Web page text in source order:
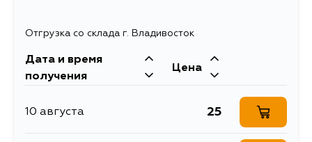
Отгрузка со склада г. Владивосток
Дата и время
получения
Цена
10 августа 25